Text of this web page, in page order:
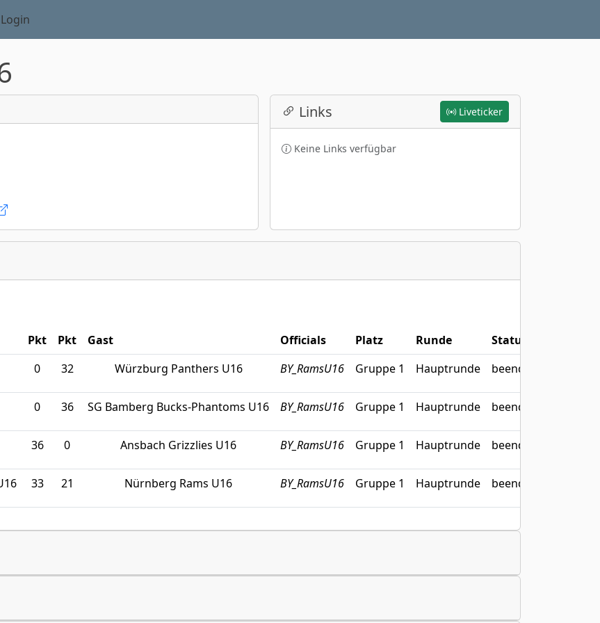
Login
Links Liveticker
Keine Links verfügbar
Pkt Pkt Gast Officials Platz Runde Status
0 32 Würzburg Panthers U16 BY_RamsU16 Gruppe 1 Hauptrunde beendet
0 36 SG Bamberg Bucks-Phantoms U16 BY_RamsU16 Gruppe 1 Hauptrunde beendet
36 0 Ansbach Grizzlies U16 BY_RamsU16 Gruppe 1 Hauptrunde beendet
33 21 Nürnberg Rams U16 BY_RamsU16 Gruppe 1 Hauptrunde beendet